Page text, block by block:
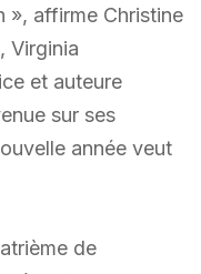
», affirme Christine
Virginia
et auteure
sur ses
année veut
de